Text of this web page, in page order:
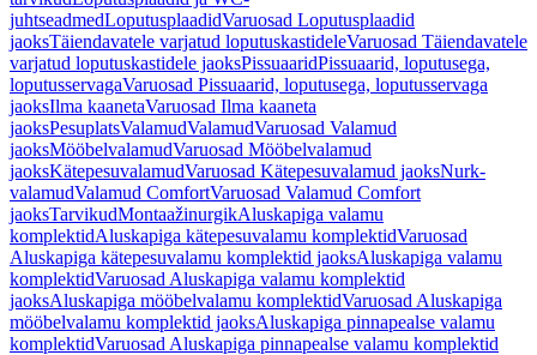
juhtseadmedLoputusplaadidVaruosad Loputusplaadid
jaoksTäiendavatele varjatud loputuskastideleVaruosad Täiendavatele
varjatud loputuskastidele jaoksPissuaaridPissuaarid, loputusega,
loputusservagaVaruosad Pissuaarid, loputusega, loputusservaga
jaoksIlma kaanetaVaruosad Ilma kaaneta
jaoksPesuplatsValamudValamudVaruosad Valamud
jaoksMööbelvalamudVaruosad Mööbelvalamud
jaoksKätepesuvalamudVaruosad Kätepesuvalamud jaoksNurk-
valamudValamud ComfortVaruosad Valamud Comfort
jaoksTarvikudMontaažinurgikAluskapiga valamu
komplektidAluskapiga kätepesuvalamu komplektidVaruosad
Aluskapiga kätepesuvalamu komplektid jaoksAluskapiga valamu
komplektidVaruosad Aluskapiga valamu komplektid
jaoksAluskapiga mööbelvalamu komplektidVaruosad Aluskapiga
mööbelvalamu komplektid jaoksAluskapiga pinnapealse valamu
komplektidVaruosad Aluskapiga pinnapealse valamu komplektid